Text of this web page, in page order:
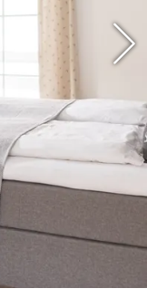
Bergbahnen,
zu
Radverleih
wie
Traunstein
Sie die
sich
Angeboten
wir